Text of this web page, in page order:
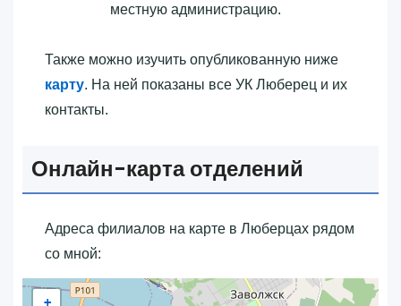
местную администрацию.
Также можно изучить опубликованную ниже
карту. На ней показаны все УК Люберец и их
контакты.
Онлайн-карта отделений
Адреса филиалов на карте в Люберцах рядом
со мной:
+